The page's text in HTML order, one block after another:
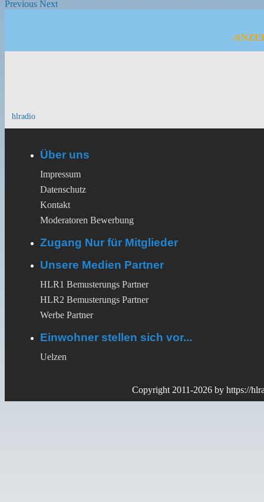
Previous Next
-
hlradio
Über uns
Impressum
Datenschutz
Kontakt
Moderatoren Bewerbung
Zugang Nur für Mitglieder
Unsere Medien Partner
HLR1 Bemusterungs Partner
HLR2 Bemusterungs Partner
Werbe Partner
Einwohner stellen sich vor...
Uelzen
Copyright 2011-2026 by https://